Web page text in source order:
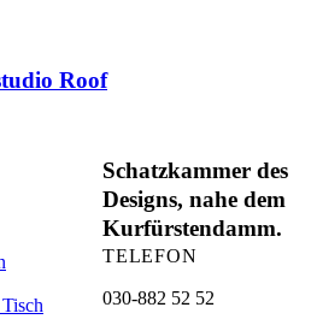
Roof
Schatzkammer des
Designs, nahe dem
Kurfürstendamm.
TELEFON
030-882 52 52